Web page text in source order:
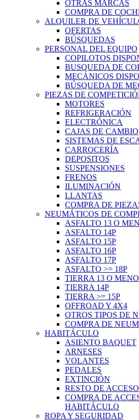
OTRAS MARCAS
COMPRA DE
ALQUILER DE
OFERTAS
BÚSQUEDAS
PERSONAL DEL EQUIPO
COPILOTOS
BUSQUEDA DE
MECÁNICOS
BÚSQUEDA DE
PIEZAS DE
MOTORES
REFRIGERACIÓN
ELECTRÓNICA
CAJAS DE CAMBIO
SISTEMAS DE
CARROCERÍA
DEPOSITOS
SUSPENSIONES
FRENOS
ILUMINACIÓN
LLANTAS
COMPRA DE
NEUMÁTICOS DE
ASFALTO 13 O
ASFALTO 14P
ASFALTO 15P
ASFALTO 16P
ASFALTO 17P
ASFALTO >= 18P
TIERRA 13 O
TIERRA 14P
TIERRA >= 15P
OFFROAD Y 4X4
OTROS TIPOS DE
COMPRA DE
HABITÁCULO
ASIENTO BAQUET
ARNESES
VOLANTES
PEDALES
EXTINCIÓN
RESTO DE
COMPRA DE
HABITÁCULO
ROPA Y SEGURIDAD